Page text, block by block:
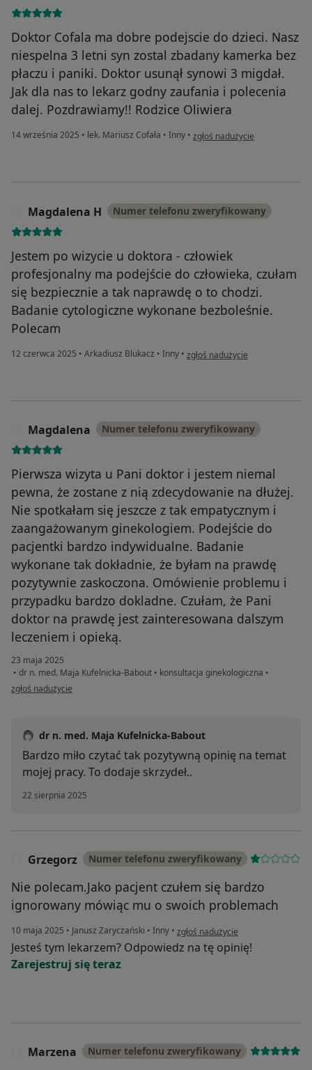
Doktor Cofala ma dobre podejscie do dzieci. Nasz
niespelna 3 letni syn zostal zbadany kamerka bez
płaczu i paniki. Doktor usunął synowi 3 migdał.
Jak dla nas to lekarz godny zaufania i polecenia
dalej. Pozdrawiamy!! Rodzice Oliwiera
14 września 2025 • lek. Mariusz Cofała • Inny • w opinii użytkownika
zgłoś nadużycie
Magdalena H Numer telefonu zweryfikowany
Jestem po wizycie u doktora - człowiek
profesjonalny ma podejście do człowieka, czułam
się bezpiecznie a tak naprawdę o to chodzi.
Badanie cytologiczne wykonane bezboleśnie.
Polecam
12 czerwca 2025 • Arkadiusz Blukacz • Inny • w opinii użytkownika
zgłoś nadużycie
Magdalena Numer telefonu zweryfikowany
Pierwsza wizyta u Pani doktor i jestem niemal
pewna, że zostane z nią zdecydowanie na dłużej.
Nie spotkałam się jeszcze z tak empatycznym i
zaangażowanym ginekologiem. Podejście do
pacjentki bardzo indywidualne. Badanie
wykonane tak dokładnie, że byłam na prawdę
pozytywnie zaskoczona. Omówienie problemu i
przypadku bardzo dokladne. Czułam, że Pani
doktor na prawdę jest zainteresowana dalszym
leczeniem i opieką.
23 maja 2025
• dr n. med. Maja Kufelnicka-Babout • konsultacja ginekologiczna •
w opinii użytkownika Magdalena
zgłoś nadużycie
dr n. med. Maja Kufelnicka-Babout
Bardzo miło czytać tak pozytywną opinię na temat
mojej pracy. To dodaje skrzydeł..
22 sierpnia 2025
Grzegorz Numer telefonu zweryfikowany
Nie polecam.Jako pacjent czułem się bardzo
ignorowany mówiąc mu o swoich problemach
10 maja 2025 • Janusz Zaryczański • Inny • w opinii użytkownika Grzegorz
zgłoś nadużycie
Jesteś tym lekarzem? Odpowiedz na tę opinię!
Zarejestruj się teraz
Marzena Numer telefonu zweryfikowany